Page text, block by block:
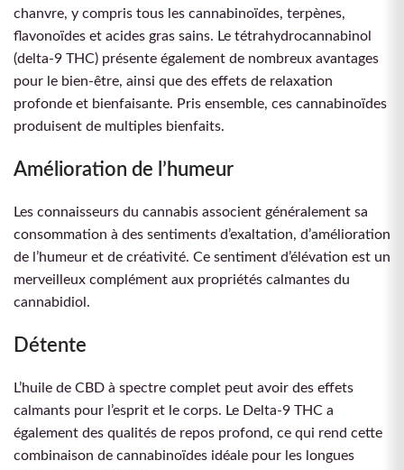
chanvre, y compris tous les cannabinoïdes, terpènes,
flavonoïdes et acides gras sains. Le tétrahydrocannabinol
(delta-9 THC) présente également de nombreux avantages
pour le bien-être, ainsi que des effets de relaxation
profonde et bienfaisante. Pris ensemble, ces cannabinoïdes
produisent de multiples bienfaits.
Amélioration de l’humeur
Les connaisseurs du cannabis associent généralement sa
consommation à des sentiments d’exaltation, d’amélioration
de l’humeur et de créativité. Ce sentiment d’élévation est un
merveilleux complément aux propriétés calmantes du
cannabidiol.
Détente
L’huile de CBD à spectre complet peut avoir des effets
calmants pour l’esprit et le corps. Le Delta-9 THC a
également des qualités de repos profond, ce qui rend cette
combinaison de cannabinoïdes idéale pour les longues